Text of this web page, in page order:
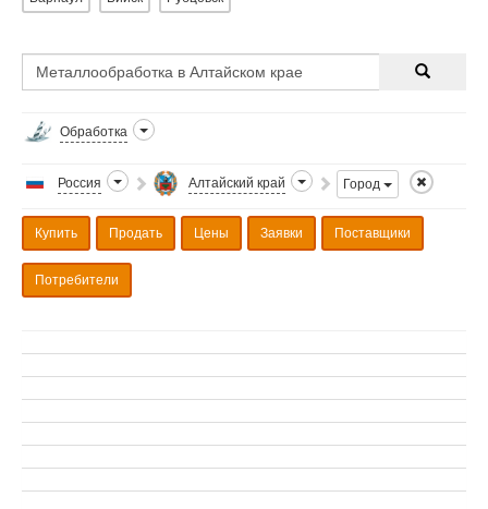
Обработка
Россия Алтайский край Город
Купить Продать Цены Заявки Поставщики
Потребители